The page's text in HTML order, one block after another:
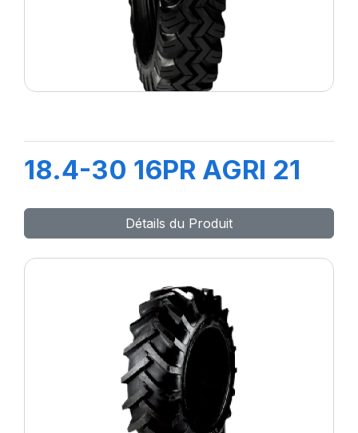
18.4-30 16PR AGRI 21
Détails du Produit